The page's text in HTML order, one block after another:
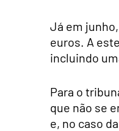
Já em
euros. A
incluindo
Para o
que não se
e, no caso